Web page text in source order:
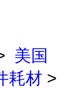
美国
耗材 >